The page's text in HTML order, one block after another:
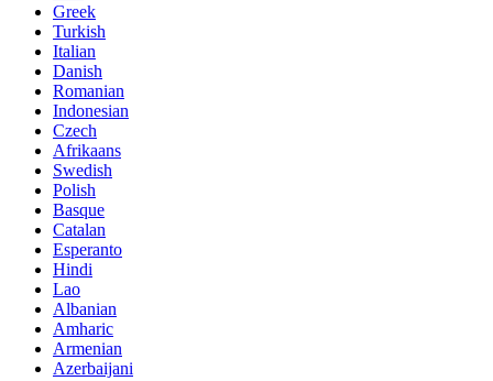
Greek
Turkish
Italian
Danish
Romanian
Indonesian
Czech
Afrikaans
Swedish
Polish
Basque
Catalan
Esperanto
Hindi
Lao
Albanian
Amharic
Armenian
Azerbaijani